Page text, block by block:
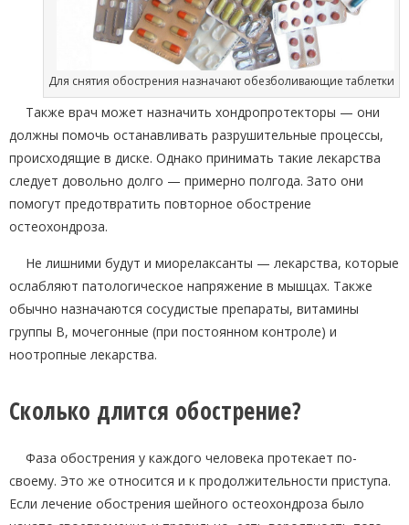
Для снятия обострения назначают обезболивающие таблетки
Также врач может назначить хондропротекторы — они
должны помочь останавливать разрушительные процессы,
происходящие в диске. Однако принимать такие лекарства
следует довольно долго — примерно полгода. Зато они
помогут предотвратить повторное обострение
остеохондроза.
Не лишними будут и миорелаксанты — лекарства, которые
ослабляют патологическое напряжение в мышцах. Также
обычно назначаются сосудистые препараты, витамины
группы В, мочегонные (при постоянном контроле) и
ноотропные лекарства.
Сколько длится обострение?
Фаза обострения у каждого человека протекает по-
своему. Это же относится и к продолжительности приступа.
Если лечение обострения шейного остеохондроза было